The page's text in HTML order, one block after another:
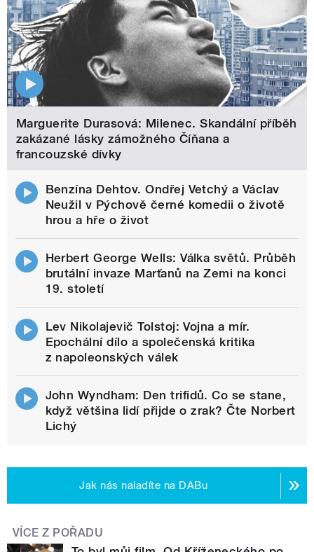
Marguerite Durasová: Milenec. Skandální příběh
zakázané lásky zámožného Číňana a
francouzské dívky
Benzína Dehtov. Ondřej Vetchý a Václav
Neužil v Pýchově černé komedii o životě
hrou a hře o život
Herbert George Wells: Válka světů. Průběh
brutální invaze Marťanů na Zemi na konci
19. století
Lev Nikolajevič Tolstoj: Vojna a mír.
Epochální dílo a společenská kritika
z napoleonských válek
John Wyndham: Den trifidů. Co se stane,
když většina lidí přijde o zrak? Čte Norbert
Lichý
Jak nás naladíte na DABu
VÍCE Z POŘADU